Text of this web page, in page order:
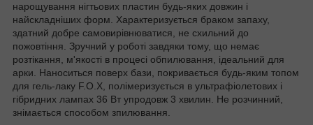
нарощування нігтьових пластин будь-яких довжин і
найскладніших форм. Характеризується браком запаху,
здатний добре самовирівнюватися, не схильний до
пожовтіння. Зручний у роботі завдяки тому, що немає
розтікання, м'якості в процесі обпилювання, ідеальний для
арки. Наноситься поверх бази, покривається будь-яким топом
для гель-лаку F.O.X, полімеризується в ультрафіолетових і
гібридних лампах 36 Вт упродовж 3 хвилин. Не розчинний,
знімається способом зпилювання.